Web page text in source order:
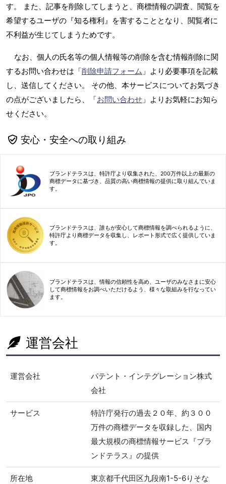
す。 また、記事を削除してしまうと、商標情報の調査、閲覧を
希望するユーザの『知る権利』を害することとなり、閲覧者に
不利益が生じてしまうためです。
なお、個人の氏名等の個人情報等の削除を含む情報削除に関
するお問い合わせは「削除申請フォーム 」より必要事項を記載
し、送信してください。 その他、本サービスについてお気づき
の点がございましたら、「お問い合わせ 」よりお気軽にお知ら
せください。
安心・安全への取り組み
ブランドテラスは、特許庁より収集された、200万件以上の最新の
商標データに基づき、品質の高い商標情報の提供に取り組んでいま
す。
ブランドテラスは、誰もが安心して商標情報を調べられるように、
特許庁より商標データを収集し、レポート形式で広く提供していま
す。
ブランドテラスは、情報の信頼性を高め、ユーザのみなさまに安心
して商標情報をお調べいただけるよう、様々な取組みを行なってい
ます。
運営会社
運営会社
パテント・インテグレーション株式
会社
サービス
特許庁発行の過去２０年、約３００
万件の商標データを収録した、国内
最大規模の商標情報サービス『ブラ
ンドテラス』の提供
所在地
東京都千代田区九段南1-5-6りそな